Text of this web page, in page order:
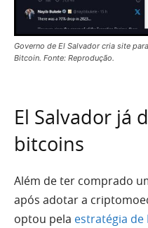
Governo de El Salvador cria site
Bitcoin. Fonte: Reprodução.
El Salvador já
bitcoins
Além de ter comprado
após adotar a
optou pela estratégia de